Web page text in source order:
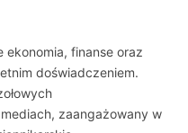
ekonomia, finanse oraz
doświadczeniem.
zaangażowany w